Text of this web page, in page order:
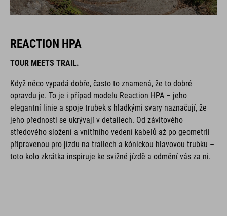
REACTION HPA
TOUR MEETS TRAIL.
Když něco vypadá dobře, často to znamená, že to dobré
opravdu je. To je i případ modelu Reaction HPA – jeho
elegantní linie a spoje trubek s hladkými svary naznačují, že
jeho přednosti se ukrývají v detailech. Od závitového
středového složení a vnitřního vedení kabelů až po geometrii
připravenou pro jízdu na trailech a kónickou hlavovou trubku –
toto kolo zkrátka inspiruje ke svižné jízdě a odmění vás za ni.